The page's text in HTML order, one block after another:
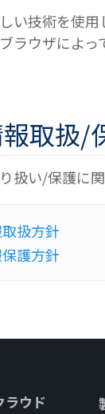
い技術を使
ラウザによ
取扱/
扱い/保護に
扱方針
護方針
ラウド